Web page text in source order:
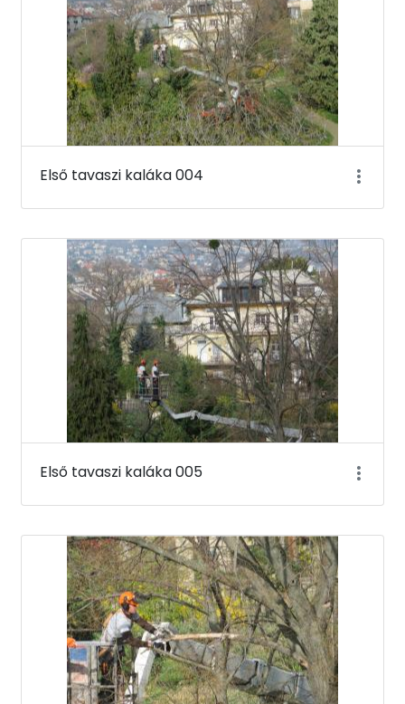
Első tavaszi kaláka 004
Első tavaszi kaláka 005